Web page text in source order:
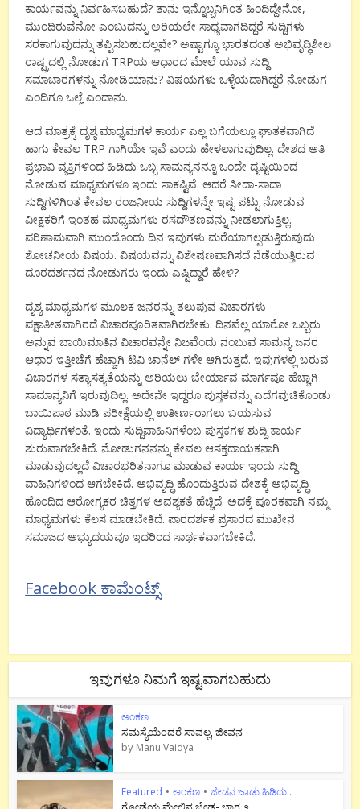
ಕಾರ್ಯವನ್ನು ನಿರ್ವಹಿಸಬಹುದೆ? ತಾನು ಇನ್ನೊಬ್ಬನಿಗಿಂತ ಹಿಂದಿದ್ದೇನೋ,
ಮುಂದಿರುವೆನೋ ಎಂಬುದನ್ನು ಅರಿಯಲೇ ಸಾಧ್ಯವಾಗದಿದ್ದರೆ ಸುದ್ದಿಗಳು
ಸರಕಾಗುವುದನ್ನು ತಪ್ಪಿಸಬಹುದಲ್ಲವೇ? ಅಷ್ಟಾಗ್ಯೂ ಭಾರತದಂತ ಅಭಿವೃದ್ಧಿಶೀಲ
ರಾಷ್ಟ್ರದಲ್ಲಿ ನೋಡುಗ TRPಯ ಆಧಾರದ ಮೇಲೆ ಯಾವ ಸುದ್ದಿ
ಸಮಾಚಾರಗಳನ್ನು ನೋಡಿಯಾನು? ವಿಷಯಗಳು ಒಳ್ಳೆಯದಾಗಿದ್ದರೆ ನೋಡುಗ
ಎಂದಿಗೂ ಒಲ್ಲೆ ಎಂದಾನು.
ಆದ ಮಾತ್ರಕ್ಕೆ ದೃಶ್ಯ ಮಾಧ್ಯಮಗಳ ಕಾರ್ಯ ಎಲ್ಲ ಬಗೆಯಲ್ಲೂ ಘಾತಕವಾಗಿದೆ
ಹಾಗು ಕೇವಲ TRP ಗಾಗಿಯೇ ಇವೆ ಎಂದು ಹೇಳಲಾಗುವುದಿಲ್ಲ. ದೇಶದ ಅತಿ
ಪ್ರಭಾವಿ ವ್ಯಕ್ತಿಗಳಿಂದ ಹಿಡಿದು ಒಬ್ಬ ಸಾಮನ್ಯನನ್ನೂ ಒಂದೇ ದೃಷ್ಟಿಯಿಂದ
ನೋಡುವ ಮಾಧ್ಯಮಗಳೂ ಇಂದು ಸಾಕಷ್ಟಿವೆ. ಆದರೆ ಸೀದಾ-ಸಾದಾ
ಸುದ್ದಿಗಳಿಗಿಂತ ಕೇವಲ ರಂಜನೀಯ ಸುದ್ದಿಗಳನ್ನೇ ಇಷ್ಟ ಪಟ್ಟು ನೋಡುವ
ವೀಕ್ಷಕರಿಗೆ ಇಂತಹ ಮಾಧ್ಯಮಗಳು ರಸದೌತಣವನ್ನು ನೀಡಲಾಗುತ್ತಿಲ್ಲ.
ಪರಿಣಾಮವಾಗಿ ಮುಂದೊಂದು ದಿನ ಇವುಗಳು ಮರೆಯಾಗಲ್ಪಡುತ್ತಿರುವುದು
ಶೋಚನೀಯ ವಿಷಯ. ವಿಷಯವನ್ನು ವಿಶೇಷಣವಾಗಿಸದೆ ನೆಡೆಯುತ್ತಿರುವ
ದೂರದರ್ಶನದ ನೋಡುಗರು ಇಂದು ಎಷ್ಟಿದ್ದಾರೆ ಹೇಳಿ?
ದೃಶ್ಯ ಮಾಧ್ಯಮಗಳ ಮೂಲಕ ಜನರನ್ನು ತಲುಪುವ ವಿಚಾರಗಳು
ಪಕ್ಷಾತೀತವಾಗಿರದೆ ವಿಚಾರಪೂರಿತವಾಗಿರಬೇಕು. ದಿನವೆಲ್ಲ ಯಾರೋ ಒಬ್ಬರು
ಅನ್ನುವ ಬಾಯಿಮಾತಿನ ವಿಚಾರವನ್ನೇ ನಿಜವೆಂದು ನಂಬುವ ಸಾಮನ್ಯ ಜನರ
ಆಧಾರ ಇತ್ತೀಚೆಗೆ ಹೆಚ್ಚಾಗಿ ಟಿವಿ ಚಾನೆಲ್ ಗಳೇ ಆಗಿರುತ್ತದೆ. ಇವುಗಳಲ್ಲಿ ಬರುವ
ವಿಚಾರಗಳ ಸತ್ಯಾಸತ್ಯತೆಯನ್ನು ಅರಿಯಲು ಬೇರ್ಯಾವ ಮಾರ್ಗವೂ ಹೆಚ್ಚಾಗಿ
ಸಾಮಾನ್ಯನಿಗೆ ಇರುವುದಿಲ್ಲ. ಅದೇನೇ ಇದ್ದರೂ ಪುಸ್ತಕವನ್ನು ಎದೆಗವುಚಿಕೊಂಡು
ಬಾಯಿಪಾಠ ಮಾಡಿ ಪರೀಕ್ಷೆಯಲ್ಲಿ ಉತೀರ್ಣರಾಗಲು ಬಯಸುವ
ವಿದ್ಯಾರ್ಥಿಗಳಂತೆ. ಇಂದು ಸುದ್ದಿವಾಹಿನಿಗಳೆಂಬ ಪುಸ್ತಕಗಳ ಶುದ್ದಿ ಕಾರ್ಯ
ಶುರುವಾಗಬೇಕಿದೆ. ನೋಡುಗನನನ್ನು ಕೇವಲ ಆಸಕ್ತದಾಯಕನಾಗಿ
ಮಾಡುವುದಲ್ಲದೆ ವಿಚಾರಭರಿತನಾಗೂ ಮಾಡುವ ಕಾರ್ಯ ಇಂದು ಸುದ್ದಿ
ವಾಹಿನಿಗಳಿಂದ ಆಗಬೇಕಿದೆ. ಅಭಿವೃದ್ಧಿ ಹೊಂದುತ್ತಿರುವ ದೇಶಕ್ಕೆ ಅಭಿವೃದ್ಧಿ
ಹೊಂದಿದ ಆರೋಗ್ಯಕರ ಚಿತ್ತಗಳ ಅವಶ್ಯಕತೆ ಹೆಚ್ಚಿದೆ. ಅದಕ್ಕೆ ಪೂರಕವಾಗಿ ನಮ್ಮ
ಮಾಧ್ಯಮಗಳು ಕೆಲಸ ಮಾಡಬೇಕಿದೆ. ಪಾರದರ್ಶಕ ಪ್ರಸಾರದ ಮುಖೇನ
ಸಮಾಜದ ಅಭ್ಯುದಯವೂ ಇದರಿಂದ ಸಾರ್ಥಕವಾಗಬೇಕಿದೆ.
Facebook ಕಾಮೆಂಟ್ಸ್
ಇವುಗಳೂ ನಿಮಗೆ ಇಷ್ಟವಾಗಬಹುದು
ಅಂಕಣ
ಸಮಸ್ಯೆಯೆಂದರೆ ಸಾವಲ್ಲ, ಜೀವನ
by Manu Vaidya
Featured • ಅಂಕಣ • ಜೇಡನ ಜಾಡು ಹಿಡಿದು..